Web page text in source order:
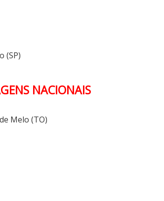
(SP)
NACIONAIS
Melo (TO)